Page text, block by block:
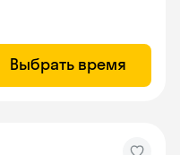
Выбрать время